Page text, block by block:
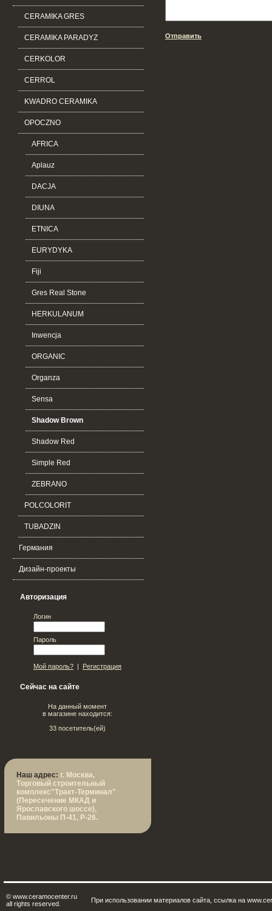
CERAMIKA GRES
CERAMIKA PARADYZ
CERKOLOR
CERROL
KWADRO CERAMIKA
OPOCZNO
AFRICA
Aplauz
DACJA
DIUNA
ETNICA
EURYDYKA
Fiji
Gres Real Stone
HERKULANUM
Inwencja
ORGANIC
Organza
Sensa
Shadow Brown
Shadow Red
Simple Red
ZEBRANO
POLCOLORIT
TUBADZIN
Германия
Дизайн-проекты
Авторизация
Логин
Пароль
Мой пароль? | Регистрация
Сейчас на сайте
На данный момент
в магазине находится:
33 посетитель(ей)
Наш адрес: г. Москва,
Tорговый строительный
комплекс"Тракт-Терминал"
(Пересечение МКАД и
Ярославского шоссе),
Павильоны П-41, Р-26.
Отправить
© www.ceramocenter.ru
all rights reserved.
При использовании материалов сайта, ссылка на